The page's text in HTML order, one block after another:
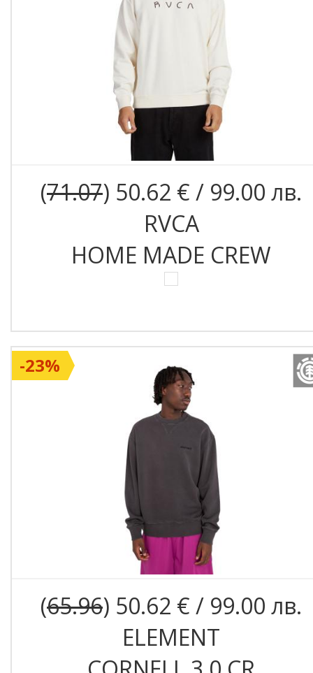
(71.07) 50.62 € / 99.00 лв.
RVCA
HOME MADE CREW
(65.96) 50.62 € / 99.00 лв.
ELEMENT
-23%